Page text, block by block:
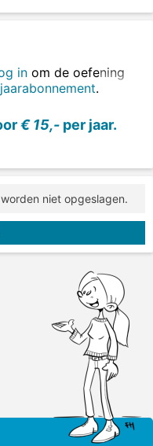
figuurlijk is
in om de oefening
jaarabonnement.
€ 15,- per jaar.
niet opgeslagen.